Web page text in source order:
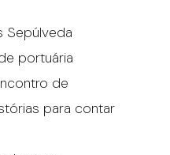
Sepúlveda
portuária
de
para contar